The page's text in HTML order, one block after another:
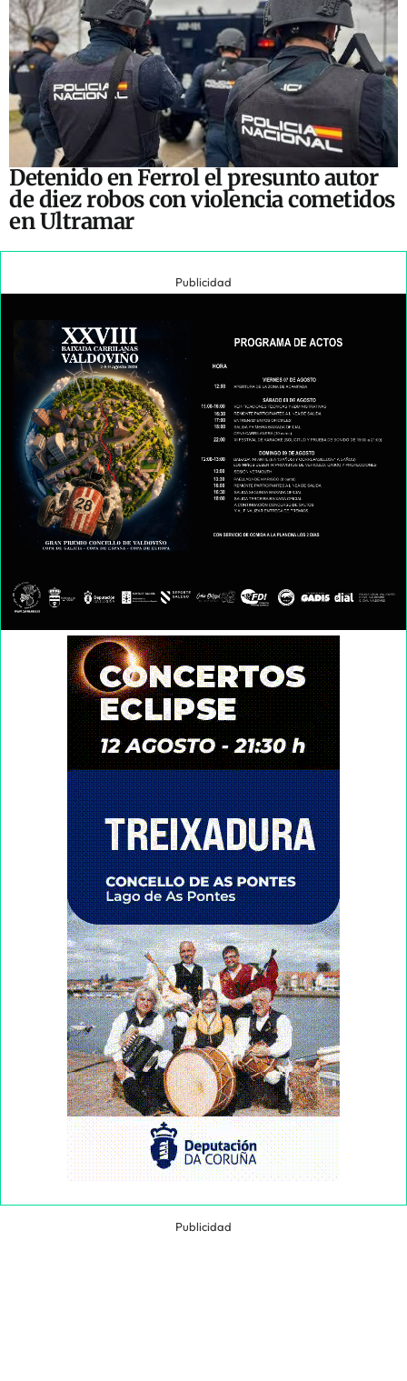
Detenido en Ferrol el presunto autor
de diez robos con violencia cometidos
en Ultramar
Publicidad
Publicidad